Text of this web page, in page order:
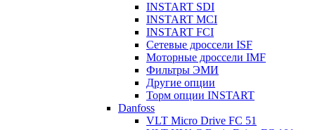
INSTART SDI
INSTART MCI
INSTART FCI
Сетевые дроссели ISF
Моторные дроссели IMF
Фильтры ЭМИ
Другие опции
Торм опции INSTART
Danfoss
VLT Micro Drive FC 51